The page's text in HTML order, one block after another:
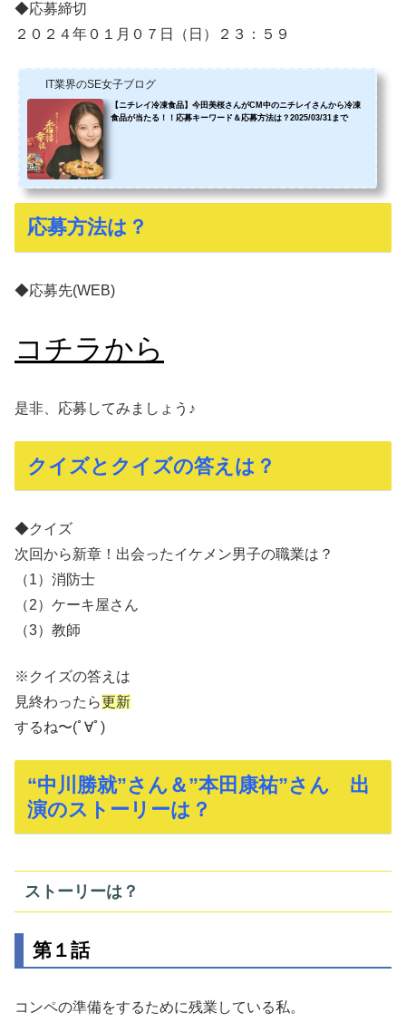
◆応募締切
２０２４年０１月０７日（日）２３：５９
IT業界のSE女子ブログ
【ニチレイ冷凍食品】今田美桜さんがCM中のニチレイさんから冷凍
食品が当たる！！応募キーワード＆応募方法は？2025/03/31まで
応募方法は？
◆応募先(WEB)
コチラから
是非、応募してみましょう♪
クイズとクイズの答えは？
◆クイズ
次回から新章！出会ったイケメン男子の職業は？
（1）消防士
（2）ケーキ屋さん
（3）教師
※クイズの答えは
見終わったら更新
するね〜(ﾟ∀ﾟ)
“中川勝就”さん＆”本田康祐”さん 出
演のストーリーは？
ストーリーは？
第１話
コンペの準備をするために残業している私。